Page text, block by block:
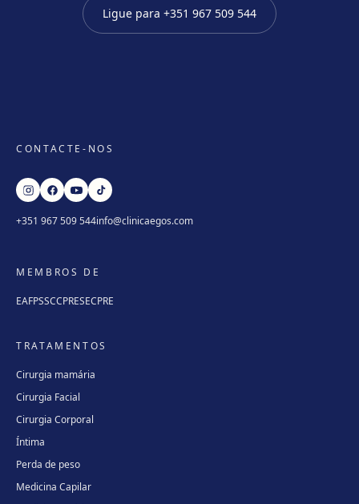
Ligue para +351 967 509 544
CONTACTE-NOS
+351 967 509 544info@clinicaegos.com
MEMBROS DE
EAFPSSCCPRESECPRE
TRATAMENTOS
Cirurgia mamária
Cirurgia Facial
Cirurgia Corporal
Íntima
Perda de peso
Medicina Capilar